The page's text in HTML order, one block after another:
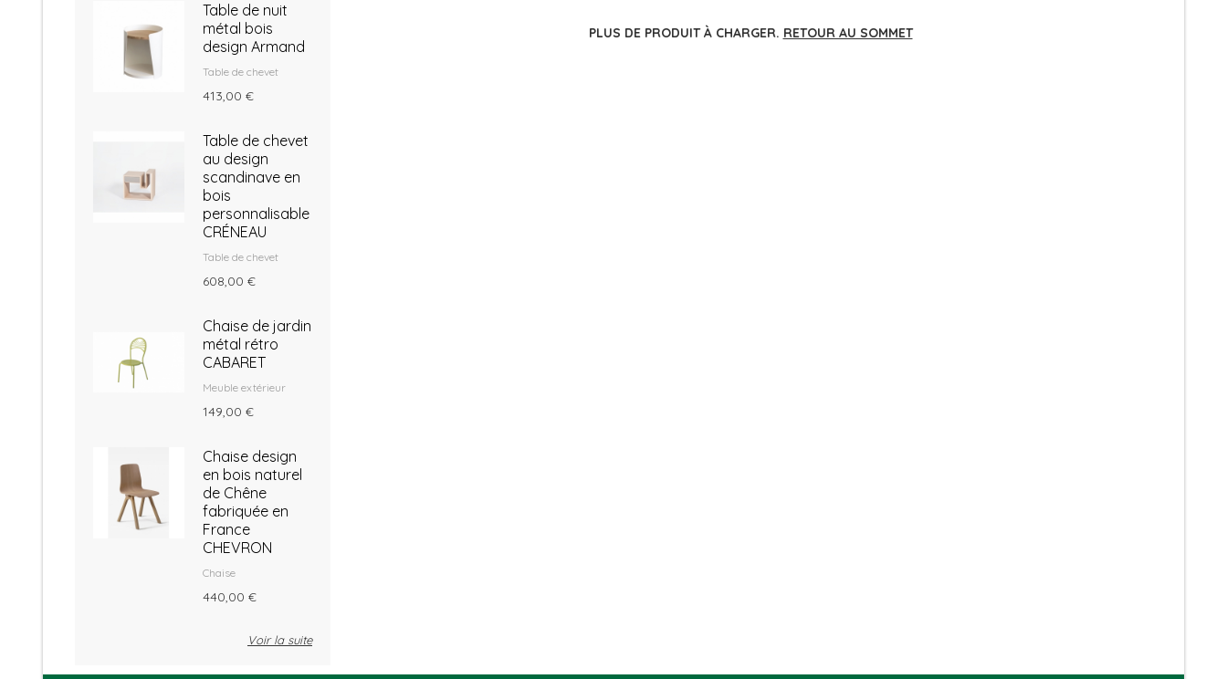
Table de nuit
métal bois
design Armand
Table de chevet
413,00 €
Table de chevet
au design
scandinave en
bois
personnalisable
CRÉNEAU
Table de chevet
608,00 €
Chaise de jardin
métal rétro
CABARET
Meuble extérieur
149,00 €
Chaise design
en bois naturel
de Chêne
fabriquée en
France
CHEVRON
Chaise
440,00 €
Voir la suite
PLUS DE PRODUIT À CHARGER. RETOUR AU SOMMET